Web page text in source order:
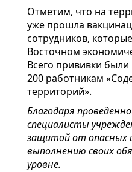
Отметим, что на
уже прошла
сотрудников,
Восточном
Всего прививки
200 работникам
территорий».
Благодаря
специалисты
защитой от опасных
выполнению своих
уровне.